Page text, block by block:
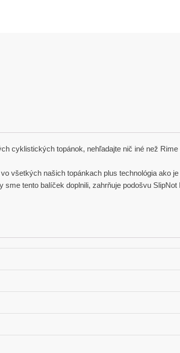
cyklistických topánok, nehľadajte nič iné než Rime
všetkých našich topánkach plus technológia ako
tento balíček doplnili, zahrňuje podošvu